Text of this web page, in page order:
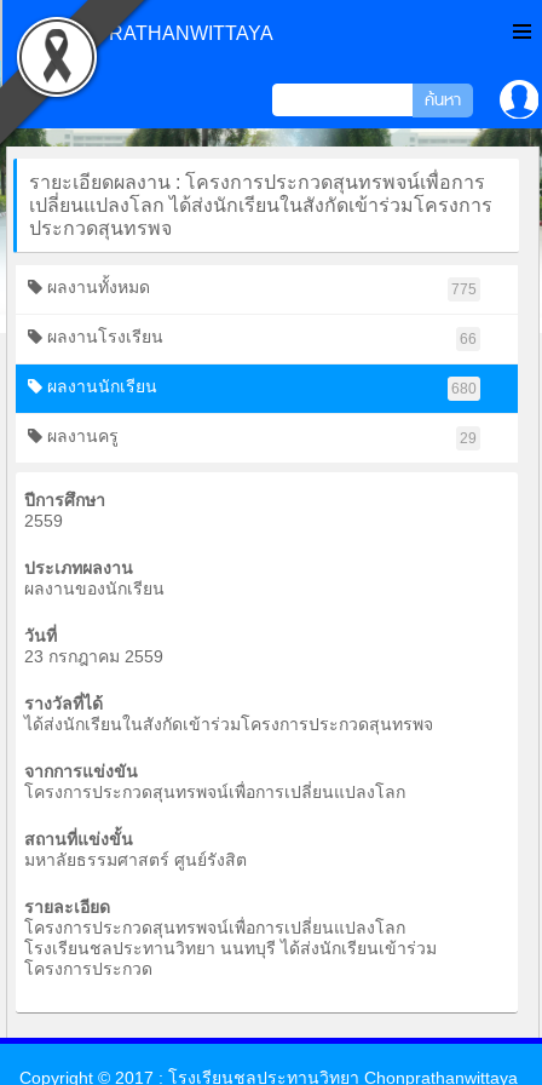
CHONPRATHANWITTAYA
รายะเอียดผลงาน : โครงการประกวดสุนทรพจน์เพื่อการ
เปลี่ยนแปลงโลก ได้ส่งนักเรียนในสังกัดเข้าร่วมโครงการ
ประกวดสุนทรพจ
ผลงานทั้งหมด 775
ผลงานโรงเรียน 66
ผลงานนักเรียน 680
ผลงานครู 29
ปีการศึกษา
2559
ประเภทผลงาน
ผลงานของนักเรียน
วันที่
23 กรกฎาคม 2559
รางวัลที่ได้
ได้ส่งนักเรียนในสังกัดเข้าร่วมโครงการประกวดสุนทรพจ
จากการแข่งขัน
โครงการประกวดสุนทรพจน์เพื่อการเปลี่ยนแปลงโลก
สถานที่แข่งขั้น
มหาลัยธรรมศาสตร์ ศูนย์รังสิต
รายละเอียด
โครงการประกวดสุนทรพจน์เพื่อการเปลี่ยนแปลงโลก
โรงเรียนชลประทานวิทยา นนทบุรี ได้ส่งนักเรียนเข้าร่วม
โครงการประกวด
Copyright © 2017 : โรงเรียนชลประทานวิทยา Chonprathanwittaya